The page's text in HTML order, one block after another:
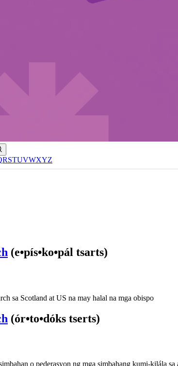
RSTUVWXYZ
(e•pís•ko•pál tsarts)
sa Scotland at US na may halal na mga obispo
(ór•to•dóks tserts)
o pederasyon ng mga simbahang kumi-kilála